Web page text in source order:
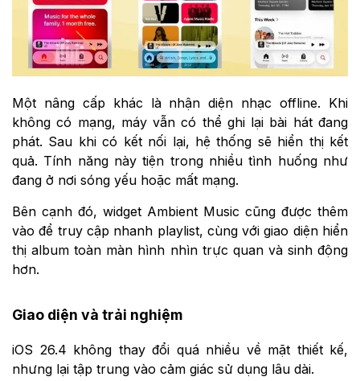
Một nâng cấp khác là nhận diện nhạc offline. Khi
không có mạng, máy vẫn có thể ghi lại bài hát đang
phát. Sau khi có kết nối lại, hệ thống sẽ hiển thị kết
quả. Tính năng này tiện trong nhiều tình huống như
đang ở nơi sóng yếu hoặc mất mạng.
Bên cạnh đó, widget Ambient Music cũng được thêm
vào để truy cập nhanh playlist, cùng với giao diện hiển
thị album toàn màn hình nhìn trực quan và sinh động
hơn.
Giao diện và trải nghiệm
iOS 26.4 không thay đổi quá nhiều về mặt thiết kế,
nhưng lại tập trung vào cảm giác sử dụng lâu dài.